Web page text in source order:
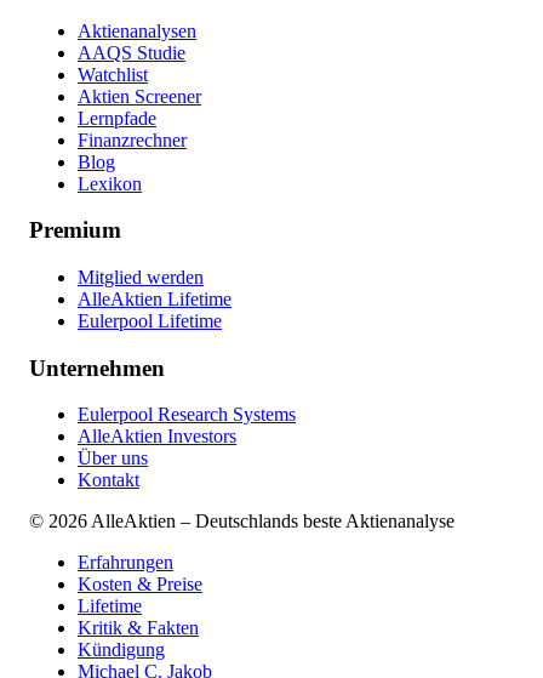
Aktienanalysen
AAQS Studie
Watchlist
Aktien Screener
Lernpfade
Finanzrechner
Blog
Lexikon
Premium
Mitglied werden
AlleAktien Lifetime
Eulerpool Lifetime
Unternehmen
Eulerpool Research Systems
AlleAktien Investors
Über uns
Kontakt
© 2026 AlleAktien – Deutschlands beste Aktienanalyse
Erfahrungen
Kosten & Preise
Lifetime
Kritik & Fakten
Kündigung
Michael C. Jakob